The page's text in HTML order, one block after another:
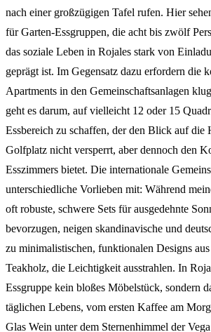
nach einer großzügigen Tafel rufen. Hier
für Garten-Essgruppen, die acht bis zwölf
das soziale Leben in Rojales stark von
geprägt ist. Im Gegensatz dazu erfordern die
Apartments in den Gemeinschaftsanlagen
geht es darum, auf vielleicht 12 oder 15
Essbereich zu schaffen, der den Blick auf die
Golfplatz nicht versperrt, aber dennoch den
Esszimmers bietet. Die internationale
unterschiedliche Vorlieben mit: Während
oft robuste, schwere Sets für ausgedehnte
bevorzugen, neigen skandinavische und
zu minimalistischen, funktionalen Designs
Teakholz, die Leichtigkeit ausstrahlen. In
Essgruppe kein bloßes Möbelstück, sondern
täglichen Lebens, vom ersten Kaffee am
Glas Wein unter dem Sternenhimmel der